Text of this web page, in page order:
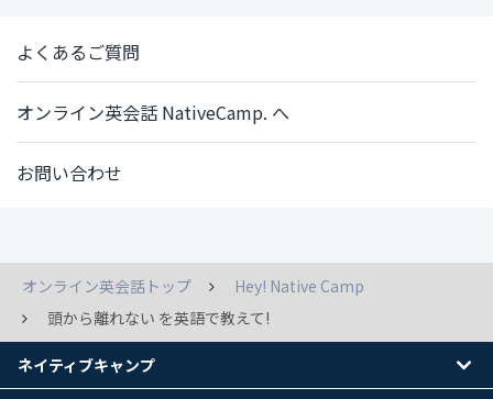
よくあるご質問
オンライン英会話 NativeCamp. へ
お問い合わせ
オンライン英会話トップ
Hey! Native Camp
頭から離れない を英語で教えて!
ネイティブキャンプ